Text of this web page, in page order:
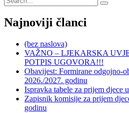
Najnoviji članci
(bez naslova)
VAŽNO – LJEKARSKA
POTPIS UGOVORA!!!
Obavijest: Formirane odgojno-
2026./2027. godinu
Ispravka tabele za prijem djece
Zapisnik komisije za prijem
godinu